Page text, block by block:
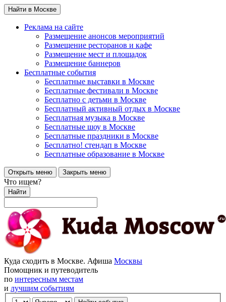
Найти в Москве
Реклама на сайте
Размещение анонсов мероприятий
Размещение ресторанов и кафе
Размещение мест и площадок
Размещение баннеров
Бесплатные события
Бесплатные выставки в Москве
Бесплатные фестивали в Москве
Бесплатно с детьми в Москве
Бесплатный активный отдых в Москве
Бесплатная музыка в Москве
Бесплатные шоу в Москве
Бесплатные праздники в Москве
Бесплатно! стендап в Москве
Бесплатные образование в Москве
Открыть меню Закрыть меню
Что ищем?
Найти
Куда сходить в Москве. Афиша Москвы
Помощник и путеводитель
по интересным местам
и лучшим событиям